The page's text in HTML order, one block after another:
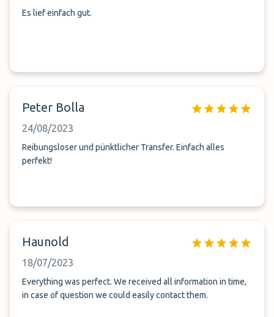
Es lief einfach gut.
Peter Bolla
24/08/2023
Reibungsloser und pünktlicher Transfer. Einfach alles
perfekt!
Haunold
18/07/2023
Everything was perfect. We received all information in time,
in case of question we could easily contact them.